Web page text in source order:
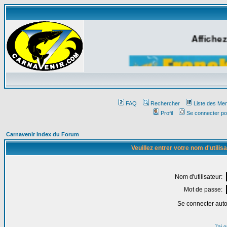
FAQ Rechercher
Liste des
Profil
Se connecter
Carnavenir Index du Forum
Veuillez entrer votre nom
Nom d'utilisateur:
Mot de passe:
Se connecter